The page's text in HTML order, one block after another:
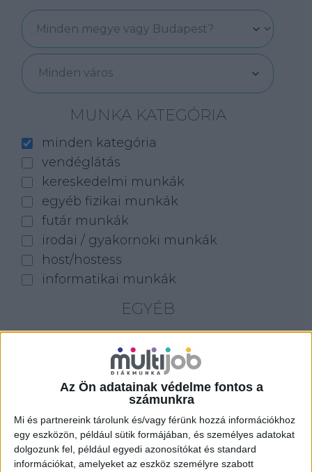
Az Ön adatainak védelme fontos a
számunkra
Mi és partnereink tárolunk és/vagy férünk hozzá információkhoz
egy eszközön, például sütik formájában, és személyes adatokat
dolgozunk fel, például egyedi azonosítókat és standard
információkat, amelyeket az eszköz személyre szabott
Minden város
MUNKA KATEGÓRIA
minden kategória
vendéglátás
kereskedelmi munkák
egyéb fizikai munkák
futár munkák
irodai / gyakornoki munkák
host/hostess
informatikai munkák
EGYÉB
18 év alatt végezhető
for foreigners (külföldieknek)
homeoffice